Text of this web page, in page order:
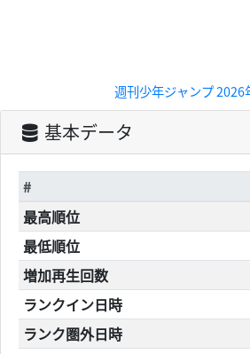
週刊少年ジャンプ 2026
基本データ
#
最高順位
最低順位
増加再生回数
ランクイン日時
ランク圏外日時